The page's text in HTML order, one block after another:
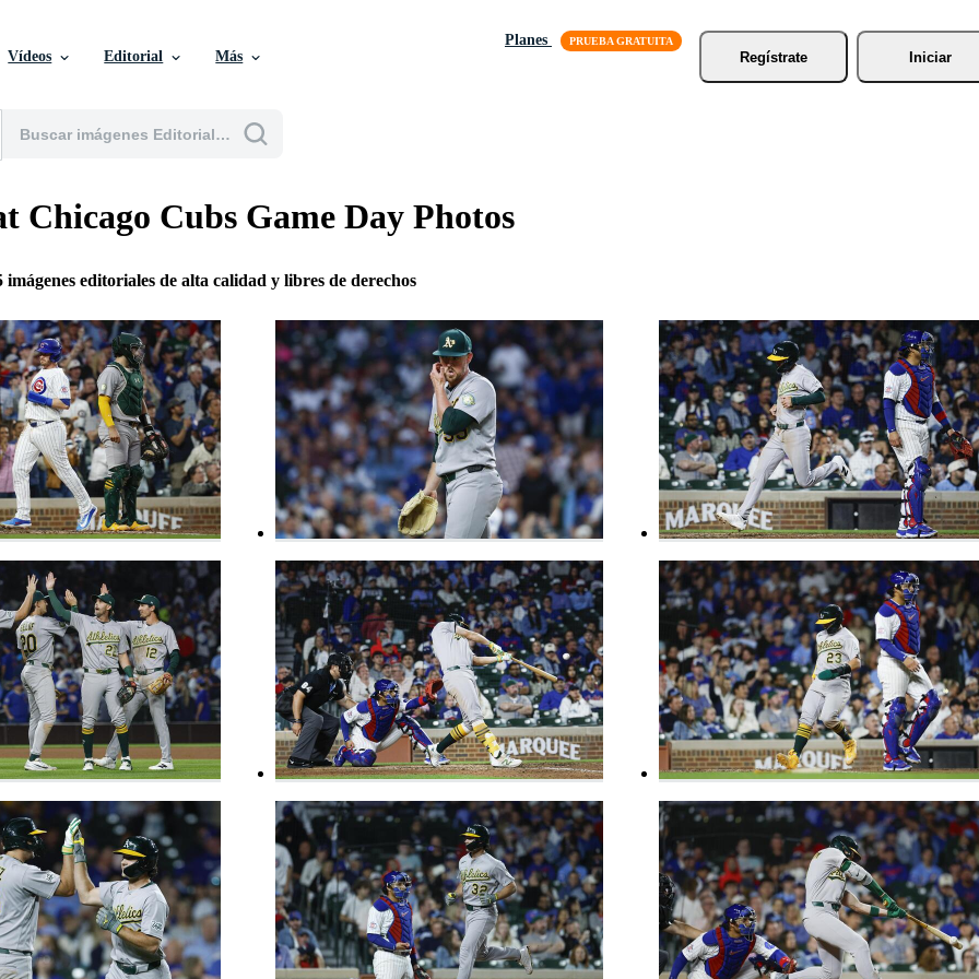
Vídeos Editorial Más
Planes
Regístrate
Iniciar
Chicago Cubs Game Day Photos
imágenes editoriales de alta calidad y libres de derechos